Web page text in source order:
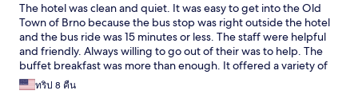
The hotel was clean and quiet. It was easy to get into the Old
Town of Brno because the bus stop was right outside the hotel
and the bus ride was 15 minutes or less. The staff were helpful
and friendly. Always willing to go out of their was to help. The
buffet breakfast was more than enough. It offered a variety of
food...some hot, some cold. It made our stay just wonderful!!
ทริป 8 คืน